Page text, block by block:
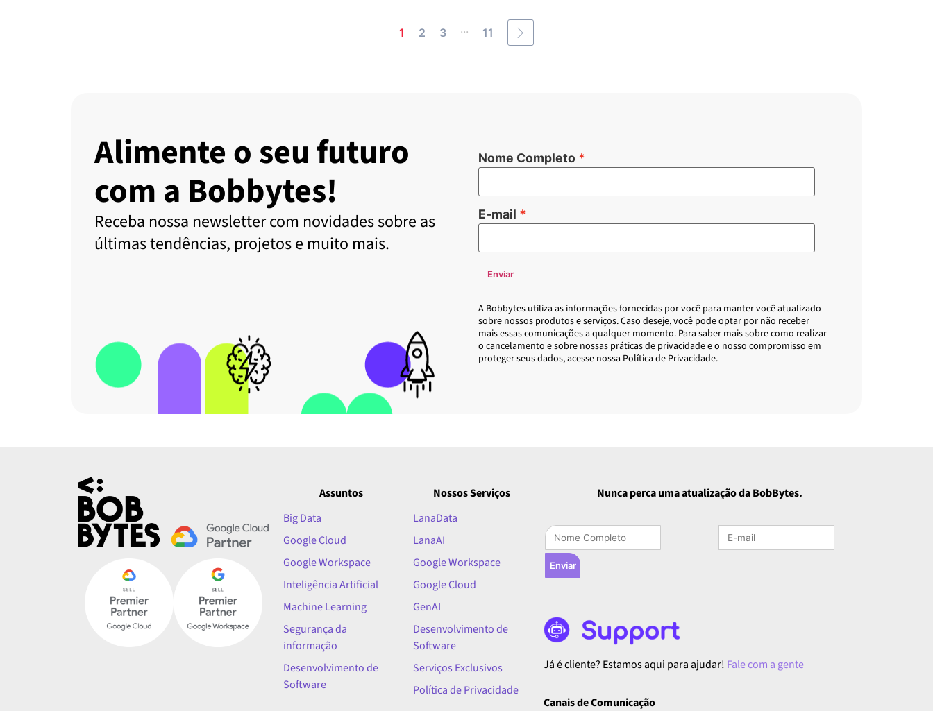
1 2 3 ... 11
Alimente o seu futuro
com a Bobbytes!
Receba nossa newsletter com novidades sobre as
últimas tendências, projetos e muito mais.
Nome Completo
E-mail
Enviar
A Bobbytes utiliza as informações fornecidas por você para manter você atualizado
sobre nossos produtos e serviços. Caso deseje, você pode optar por não receber
mais essas comunicações a qualquer momento. Para saber mais sobre como realizar
o cancelamento e sobre nossas práticas de privacidade e o nosso compromisso em
proteger seus dados, acesse nossa Política de Privacidade.
Assuntos
Big Data
Google Cloud
Google Workspace
Inteligência Artificial
Machine Learning
Segurança da
informação
Desenvolvimento de
Software
Nossos Serviços
LanaData
LanaAI
Google Workspace
Google Cloud
GenAI
Desenvolvimento de
Software
Serviços Exclusivos
Política de Privacidade
Nunca perca uma atualização da BobBytes.
Enviar
Já é cliente? Estamos aqui para ajudar! Fale com a gente
Canais de Comunicação